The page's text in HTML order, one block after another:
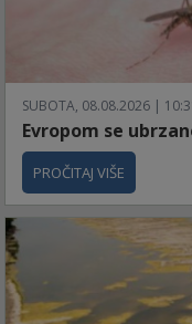
SUBOTA, 08.08.2026 |
Evropom se
PROČITAJ VIŠE